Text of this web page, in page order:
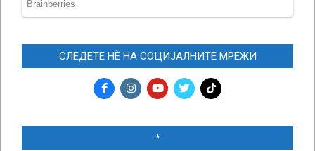
СЛЕДЕТЕ НЀ НА СОЦИЈАЛНИТЕ МРЕЖИ
*